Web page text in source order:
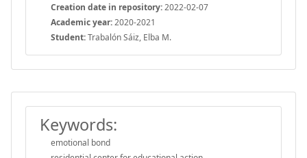
Creation date in repository:2022-02-07
Academic year:2020-2021
Student:Trabalón Sáiz, Elba M.
Keywords:
emotional bond